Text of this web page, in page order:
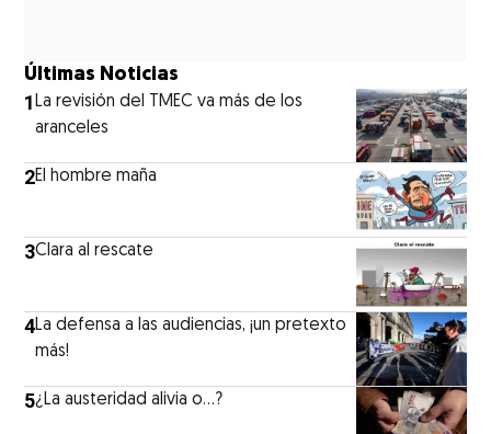
Últimas Noticias
1La revisión del TMEC va más de los
aranceles
2El hombre maña
3Clara al rescate
4La defensa a las audiencias, ¡un pretexto
más!
5¿La austeridad alivia o…?